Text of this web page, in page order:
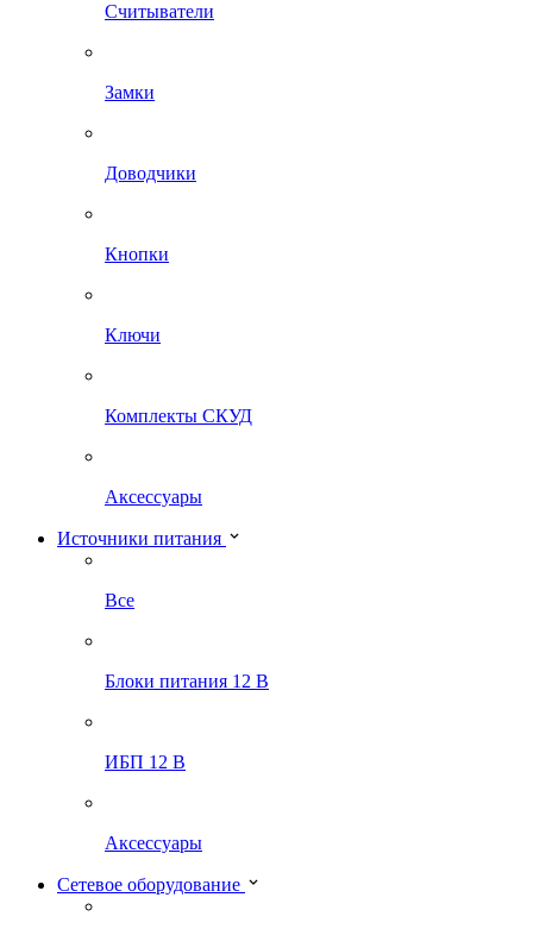
Считыватели
Замки
Доводчики
Кнопки
Ключи
Комплекты СКУД
Аксессуары
Источники питания
Все
Блоки питания 12 В
ИБП 12 В
Аксессуары
Сетевое оборудование